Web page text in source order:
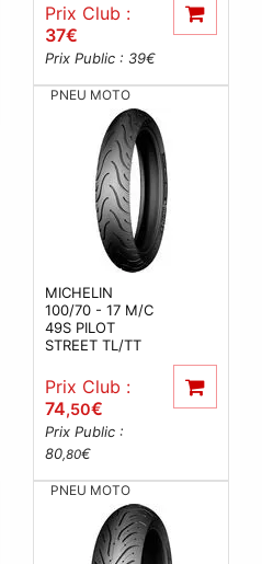
Prix Club :
37€
Prix Public : 39€
PNEU MOTO
MICHELIN
100/70 - 17 M/C
49S PILOT
STREET TL/TT
Prix Club :
74,50€
Prix Public :
80,80€
PNEU MOTO